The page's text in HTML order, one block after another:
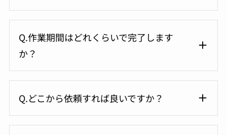
Q.作業期間はどれくらいで完了します
か？
Q.どこから依頼すれば良いですか？